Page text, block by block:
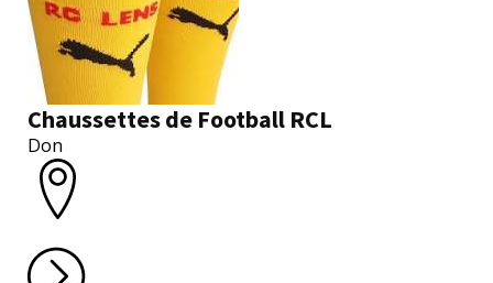
Chaussettes de Football RCL
Don